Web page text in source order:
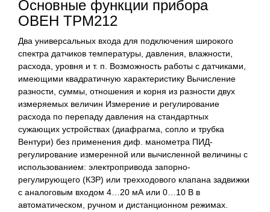
Основные функции прибора
ОВЕН ТРМ212
Два универсальных входа для подключения широкого
спектра датчиков температуры, давления, влажности,
расхода, уровня и т. п. Возможность работы с датчиками,
имеющими квадратичную характеристику Вычисление
разности, суммы, отношения и корня из разности двух
измеряемых величин Измерение и регулирование
расхода по перепаду давления на стандартных
сужающих устройствах (диафрагма, сопло и трубка
Вентури) без применения диф. манометра ПИД-
регулирование измеренной или вычисленной величины с
использованием: электропривода запорно-
регулирующего (КЗР) или трехходового клапана задвижки
с аналоговым входом 4…20 мА или 0…10 В в
автоматическом, ручном и дистанционном режимах.